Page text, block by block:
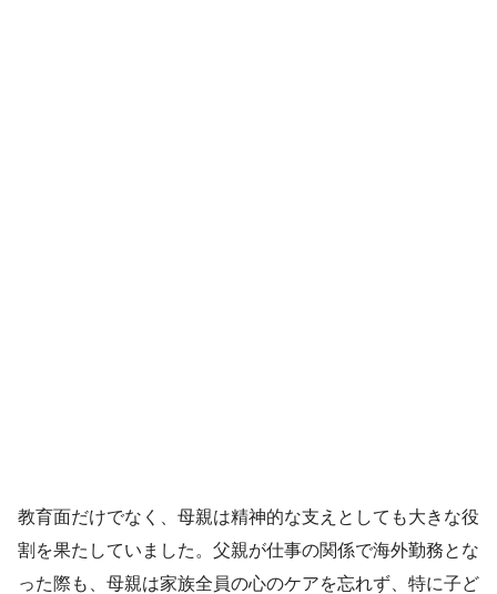
教育面だけでなく、母親は精神的な支えとしても大きな役
割を果たしていました。父親が仕事の関係で海外勤務とな
った際も、母親は家族全員の心のケアを忘れず、特に子ど